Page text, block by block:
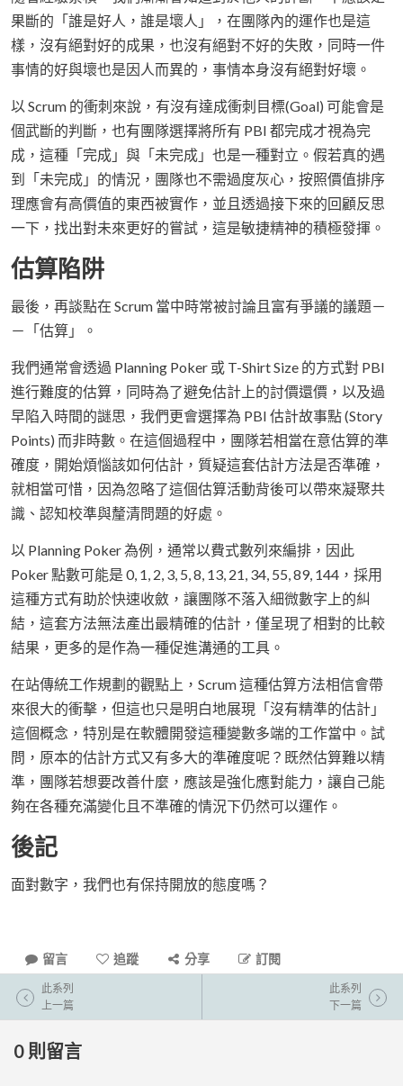
果斷的「誰是好人，誰是壞人」，在團隊內的運作也是這
樣，沒有絕對好的成果，也沒有絕對不好的失敗，同時一件
事情的好與壞也是因人而異的，事情本身沒有絕對好壞。
以 Scrum 的衝刺來說，有沒有達成衝刺目標(Goal) 可能會是
個武斷的判斷，也有團隊選擇將所有 PBI 都完成才視為完
成，這種「完成」與「未完成」也是一種對立。假若真的遇
到「未完成」的情況，團隊也不需過度灰心，按照價值排序
理應會有高價值的東西被實作，並且透過接下來的回顧反思
一下，找出對未來更好的嘗試，這是敏捷精神的積極發揮。
估算陷阱
最後，再談點在 Scrum 當中時常被討論且富有爭議的議題－
－「估算」。
我們通常會透過 Planning Poker 或 T-Shirt Size 的方式對 PBI
進行難度的估算，同時為了避免估計上的討價還價，以及過
早陷入時間的謎思，我們更會選擇為 PBI 估計故事點 (Story
Points) 而非時數。在這個過程中，團隊若相當在意估算的準
確度，開始煩惱該如何估計，質疑這套估計方法是否準確，
就相當可惜，因為忽略了這個估算活動背後可以帶來凝聚共
識、認知校準與釐清問題的好處。
以 Planning Poker 為例，通常以費式數列來編排，因此
Poker 點數可能是 0, 1, 2, 3, 5, 8, 13, 21, 34, 55, 89, 144，採用
這種方式有助於快速收斂，讓團隊不落入細微數字上的糾
結，這套方法無法產出最精確的估計，僅呈現了相對的比較
結果，更多的是作為一種促進溝通的工具。
在站傳統工作規劃的觀點上，Scrum 這種估算方法相信會帶
來很大的衝擊，但這也只是明白地展現「沒有精準的估計」
這個概念，特別是在軟體開發這種變數多端的工作當中。試
問，原本的估計方式又有多大的準確度呢？既然估算難以精
準，團隊若想要改善什麼，應該是強化應對能力，讓自己能
夠在各種充滿變化且不準確的情況下仍然可以運作。
後記
面對數字，我們也有保持開放的態度嗎？
留言 追蹤 分享 訂閱
此系列
上一篇
此系列
下一篇
0 則留言